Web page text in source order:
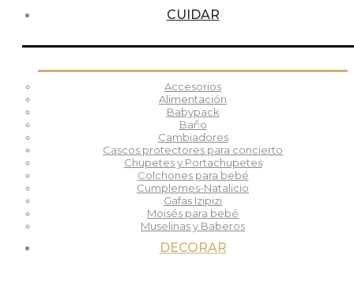
CUIDAR
Accesorios
Alimentación
Babypack
Baño
Cambiadores
Cascos protectores para concierto
Chupetes y Portachupetes
Colchones para bebé
Cumplemes-Natalicio
Gafas Izipizi
Moisés para bebé
Muselinas y Baberos
DECORAR